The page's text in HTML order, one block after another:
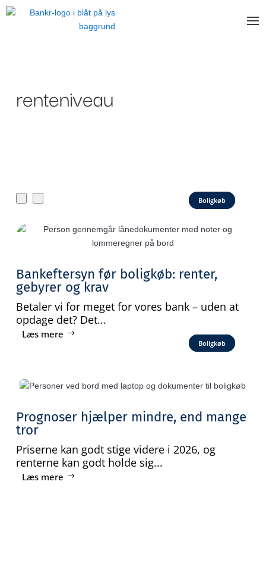
renteniveau
Boligkøb
Bankeftersyn før boligkøb: renter,
gebyrer og krav
Betaler vi for meget for vores bank – uden at
opdage det? Det...
Læs mere
Boligkøb
Prognoser hjælper mindre, end mange
tror
Priserne kan godt stige videre i 2026, og
renterne kan godt holde sig...
Læs mere